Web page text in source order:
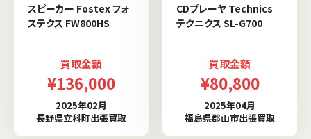
スピーカー Fostex フォ
ステクス FW800HS
買取金額
¥136,000
2025年02月
長野県立科町出張買取
CDプレーヤ Technics
テクニクス SL-G700
買取金額
¥80,800
2025年04月
福島県郡山市出張買取